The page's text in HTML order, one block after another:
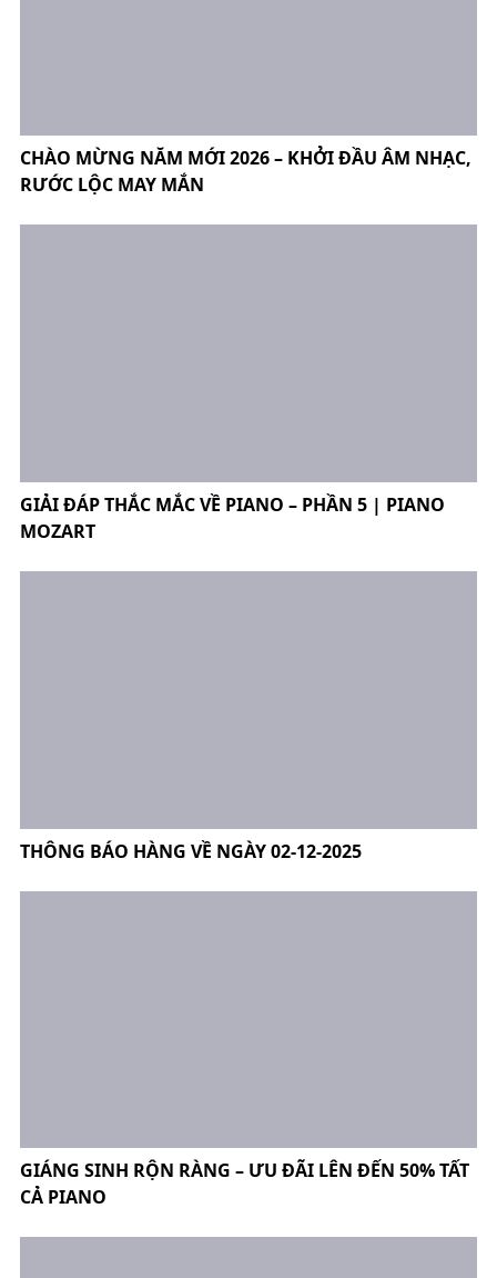
CHÀO MỪNG NĂM MỚI 2026 – KHỞI ĐẦU ÂM NHẠC,
RƯỚC LỘC MAY MẮN
GIẢI ĐÁP THẮC MẮC VỀ PIANO – PHẦN 5 | PIANO
MOZART
THÔNG BÁO HÀNG VỀ NGÀY 02-12-2025
GIÁNG SINH RỘN RÀNG – ƯU ĐÃI LÊN ĐẾN 50% TẤT
CẢ PIANO